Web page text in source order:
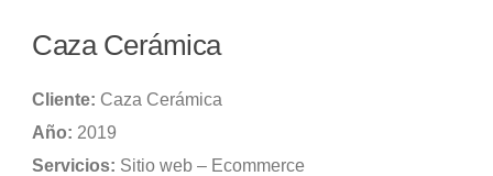
Caza Cerámica
Cliente: Caza Cerámica
Año: 2019
Servicios: Sitio web – Ecommerce